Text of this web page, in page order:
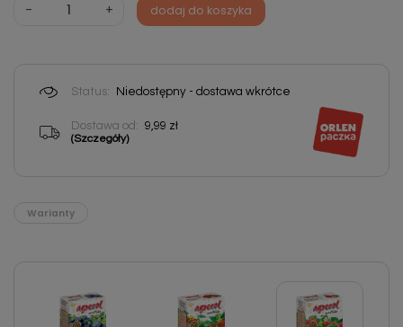
- + dodaj do koszyka
Status: Niedostępny - dostawa wkrótce
Dostawa od: 9,99 zł
(Szczegóły)
Warianty